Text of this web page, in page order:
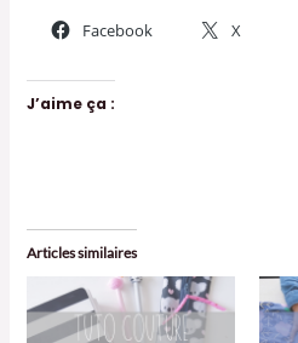
Facebook X
J’aime ça :
Articles similaires